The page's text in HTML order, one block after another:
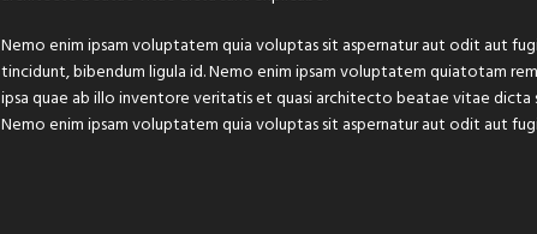
Nemo enim ipsam voluptatem quia voluptas sit aspernatur aut odit aut
tincidunt, bibendum ligula id. Nemo enim ipsam voluptatem quiatotam
ipsa quae ab illo inventore veritatis et quasi architecto beatae vitae dicta
Nemo enim ipsam voluptatem quia voluptas sit aspernatur aut odit aut